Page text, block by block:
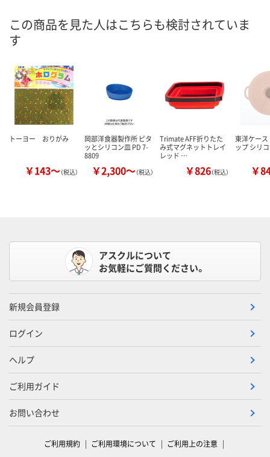
この商品を見た人はこちらも検討されていま
す
トーヨー おりがみ
￥143～（税込）
岡部洋食器製作所 ピタ
ッとシリコン皿 PD 7-
8809
￥2,300～（税込）
Trimate AFF折りたた
み式マグネットトレイ
レッド …
￥826（税込）
東洋ケー
ップ シリ
￥
アスクルについて
お気軽にご質問ください。
新規会員登録
ログイン
ヘルプ
ご利用ガイド
お問い合わせ
ご利用規約 ご利用環境について
ご利用上の注意